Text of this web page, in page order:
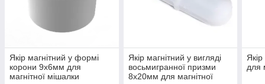
Якір магнітний у формі
корони 9х6мм для
магнітної мішалки
Якір магнітний у вигляді
восьмигранної призми
8х20мм для магнітної
для